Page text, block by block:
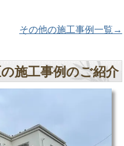
その他の施工事例一覧→
施工事例のご紹介